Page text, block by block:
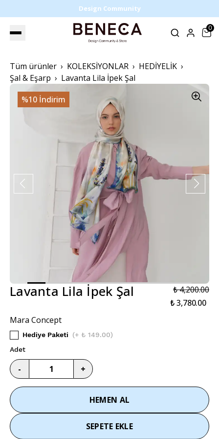
Design Community
0
Tüm ürünler KOLEKSİYONLAR
HEDİYELİK
Şal & Eşarp
Lavanta Lila İpek Şal
%10 İndirim
Lavanta Lila İpek Şal
₺ 4,200.00
₺ 3,780.00
Mara Concept
Hediye Paketi (+ ₺ 149.00)
Adet
- +
HEMEN AL
SEPETE EKLE